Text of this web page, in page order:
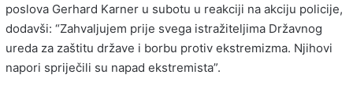
poslova Gerhard Karner u subotu u reakciji na akciju policije,
dodavši: “Zahvaljujem prije svega istražiteljima Državnog
ureda za zaštitu države i borbu protiv ekstremizma. Njihovi
napori spriječili su napad ekstremista”.